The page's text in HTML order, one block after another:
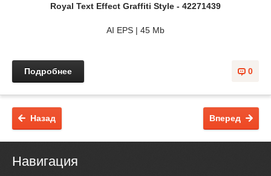
Royal Text Effect Graffiti Style - 42271439
AI EPS | 45 Mb
0
Подробнее
Вперед
Назад
Навигация